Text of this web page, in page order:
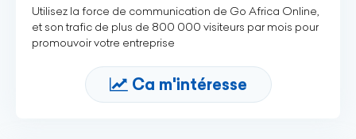
Utilisez la force de communication de Go Africa Online,
et son trafic de plus de 800 000 visiteurs par mois pour
promouvoir votre entreprise
Ca m'intéresse